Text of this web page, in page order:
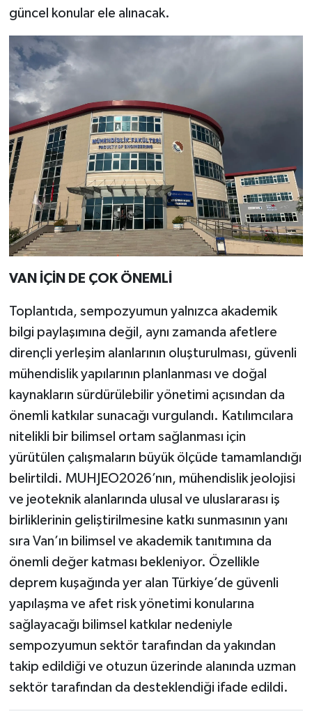
güncel konular ele alınacak.
VAN İÇİN DE ÇOK ÖNEMLİ
Toplantıda, sempozyumun yalnızca akademik
bilgi paylaşımına değil, aynı zamanda afetlere
dirençli yerleşim alanlarının oluşturulması, güvenli
mühendislik yapılarının planlanması ve doğal
kaynakların sürdürülebilir yönetimi açısından da
önemli katkılar sunacağı vurgulandı. Katılımcılara
nitelikli bir bilimsel ortam sağlanması için
yürütülen çalışmaların büyük ölçüde tamamlandığı
belirtildi. MUHJEO2026’nın, mühendislik jeolojisi
ve jeoteknik alanlarında ulusal ve uluslararası iş
birliklerinin geliştirilmesine katkı sunmasının yanı
sıra Van’ın bilimsel ve akademik tanıtımına da
önemli değer katması bekleniyor. Özellikle
deprem kuşağında yer alan Türkiye’de güvenli
yapılaşma ve afet risk yönetimi konularına
sağlayacağı bilimsel katkılar nedeniyle
sempozyumun sektör tarafından da yakından
takip edildiği ve otuzun üzerinde alanında uzman
sektör tarafından da desteklendiği ifade edildi.